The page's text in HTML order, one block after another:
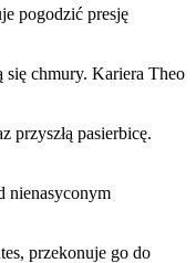
pogodzić presję
się chmury. Kariera Theo
pasierbicę.
nienasyconym
przekonuje go do